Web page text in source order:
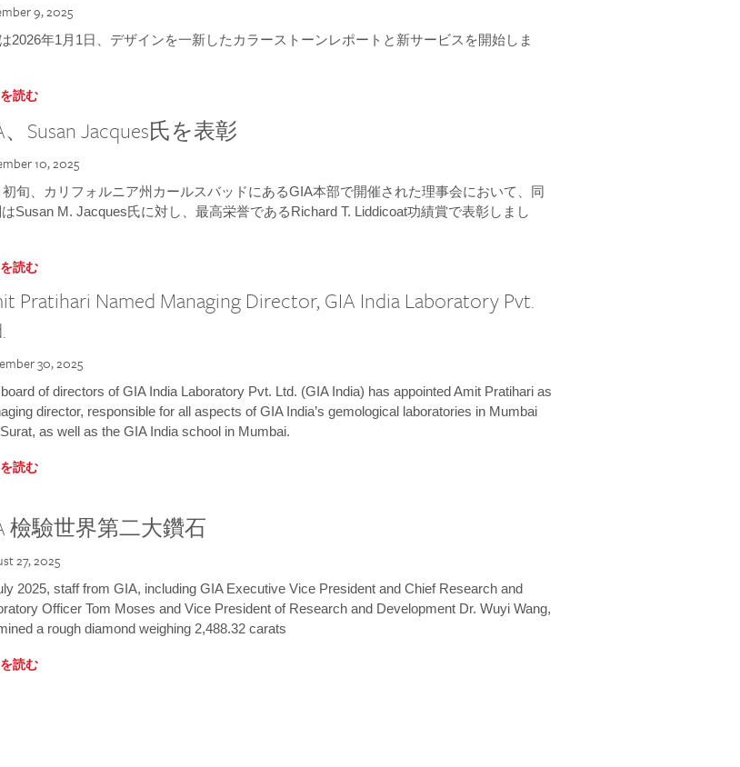
9, 2025
2026年1月1日、デザインを一新したカラーストーンレポートと新サービスを開始しま
読む
、Susan Jacques氏を表彰
10, 2025
初旬、カリフォルニア州カールスバッドにあるGIA本部で開催された理事会において、同
Susan M. Jacques氏に対し、最高栄誉であるRichard T. Liddicoat功績賞で表彰しまし
読む
Pratihari Named Managing Director, GIA India Laboratory Pvt.
30, 2025
of directors of GIA India Laboratory Pvt. Ltd. (GIA India) has appointed Amit Pratihari as
director, responsible for all aspects of GIA India’s gemological laboratories in Mumbai
as well as the GIA India school in Mumbai.
読む
檢驗世界第二大鑽石
27, 2025
2025, staff from GIA, including GIA Executive Vice President and Chief Research and
Officer Tom Moses and Vice President of Research and Development Dr. Wuyi Wang,
a rough diamond weighing 2,488.32 carats
読む